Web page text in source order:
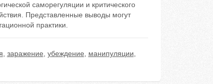
саморегуляции и критического
Представленные выводы могут
практики.
заражение убеждение манипуляции